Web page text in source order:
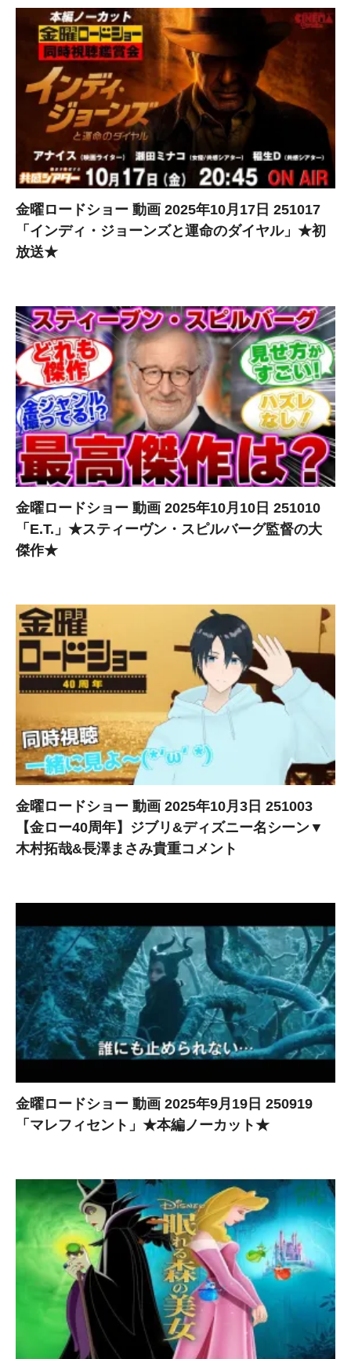
金曜ロードショー 動画 2025年10月17日 251017
「インディ・ジョーンズと運命のダイヤル」★初
放送★
金曜ロードショー 動画 2025年10月10日 251010
「E.T.」★スティーヴン・スピルバーグ監督の大
傑作★
金曜ロードショー 動画 2025年10月3日 251003
【金ロー40周年】ジブリ&ディズニー名シーン▼
木村拓哉&長澤まさみ貴重コメント
金曜ロードショー 動画 2025年9月19日 250919
「マレフィセント」★本編ノーカット★